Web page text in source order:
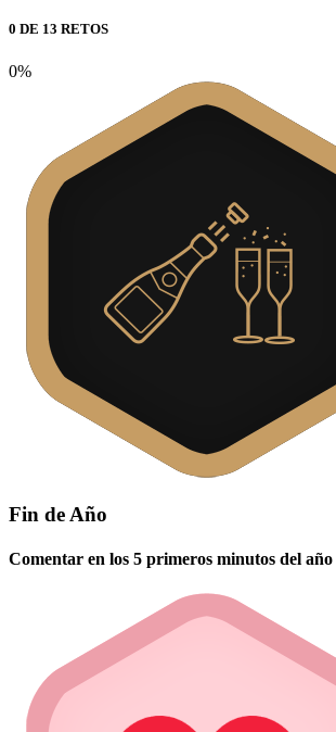
0 DE 13 RETOS
0%
Fin de Año
Comentar en los 5 primeros minutos del año